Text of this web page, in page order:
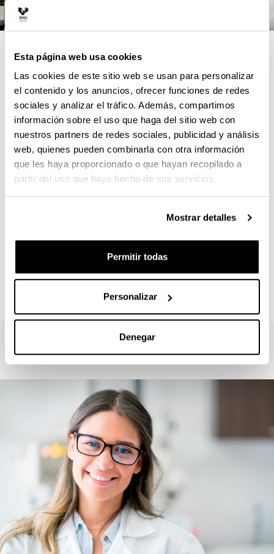
Esta página web usa cookies
Las cookies de este sitio web se usan para personalizar
el contenido y los anuncios, ofrecer funciones de redes
sociales y analizar el tráfico. Además, compartimos
información sobre el uso que haga del sitio web con
nuestros partners de redes sociales, publicidad y análisis
web, quienes pueden combinarla con otra información
que les haya proporcionado o que hayan recopilado a
partir del uso que haya hecho de sus servicios.
Mostrar detalles
Permitir todas
Personalizar
Denegar
4 RAZONES PARA ELEGIR ESTE
TÍTULO
Formación especializada para afrontar los nuevos
retos a los que se enfrenta la profesión farmacéutica
Docencia impartida por profesorado experto, en
colaboración con profesionales del Consejo General
de COF, COF de Araba, Bizkaia, Gipuzkoa y
Cantabria, y la Dirección de Farmacia del
Departamento de Salud del Gobierno Vasco, en el
docencia virtual